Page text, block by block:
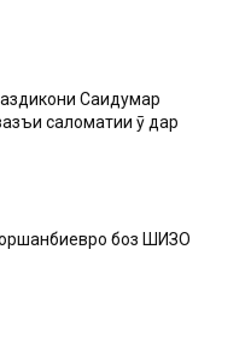
Саидумар
саломатии ӯ дар
боз ШИЗО